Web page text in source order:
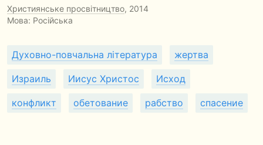
Християнське просвітництво, 2014
Мова: Російська
Духовно-повчальна література жертва
Израиль Иисус Христос Исход
конфликт обетование рабство спасение